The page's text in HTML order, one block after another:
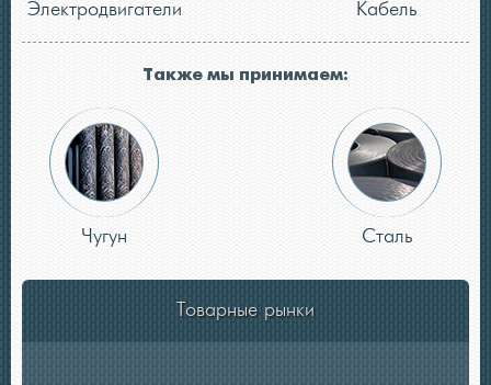
Электродвигатели Кабель
Также мы принимаем:
Чугун Сталь
Товарные рынки